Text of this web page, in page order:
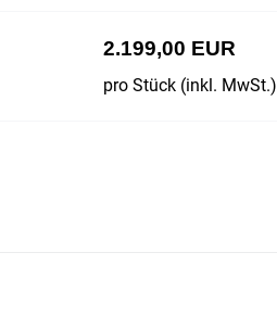
2.199,00 EUR
pro Stück (inkl. MwSt.)